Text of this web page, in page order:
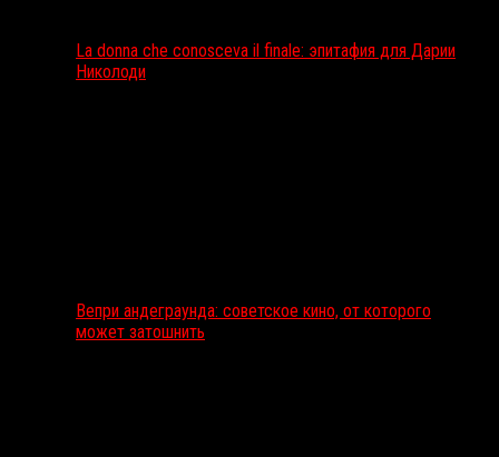
La donna che conosceva il finale: эпитафия для Дарии
Николоди
Вепри андеграунда: советское кино, от которого
может затошнить